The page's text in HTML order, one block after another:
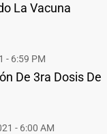
La Vacuna
- 6:59 PM
De 3ra Dosis De
- 6:00 AM